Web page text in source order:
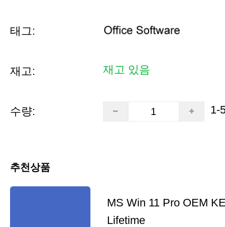
태그:
재고: 재고 있음
수량: 1-
추천상품
MS Win 11 Pro OEM
Lifetime